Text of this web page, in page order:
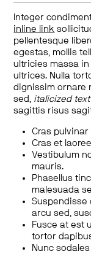
Integer
inline link
pellentesque
egestas, mollis
ultricies massa
ultrices. Nulla
dignissim ornare
sed, italicized
sagittis risus
Cras
Cras et
Vestibulum
mauris.
Phasellus
malesuada
Suspendisse
arcu sed,
Fusce at est
tortor
Nunc